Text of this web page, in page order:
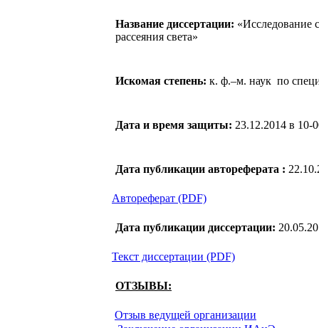
Название диссертации: «Исследование
рассеяния света»
Искомая степень: к. ф.–м. наук по
Дата и время защиты: 23.12.2014 в 10-
Дата публикации автореферата :
Автореферат (PDF)
Дата публикации диссертации:
Текст диссертации (PDF)
ОТЗЫВЫ:
Отзыв ведущей организации